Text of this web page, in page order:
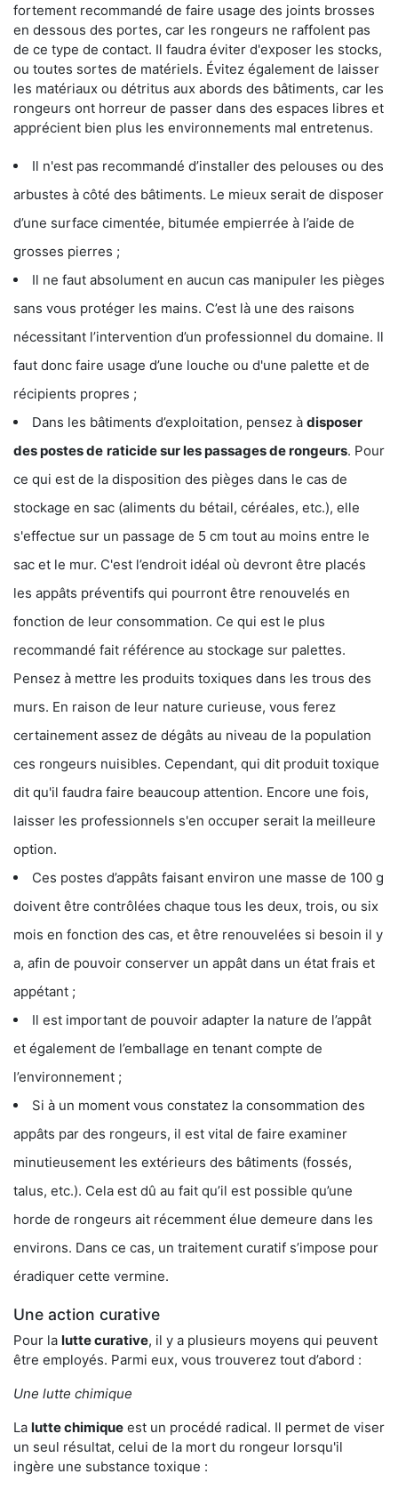
fortement recommandé de faire usage des joints brosses
en dessous des portes, car les rongeurs ne raffolent pas
de ce type de contact. Il faudra éviter d'exposer les stocks,
ou toutes sortes de matériels. Évitez également de laisser
les matériaux ou détritus aux abords des bâtiments, car les
rongeurs ont horreur de passer dans des espaces libres et
apprécient bien plus les environnements mal entretenus.
Il n'est pas recommandé d’installer des pelouses ou des
arbustes à côté des bâtiments. Le mieux serait de disposer
d’une surface cimentée, bitumée empierrée à l’aide de
grosses pierres ;
Il ne faut absolument en aucun cas manipuler les pièges
sans vous protéger les mains. C’est là une des raisons
nécessitant l’intervention d’un professionnel du domaine. Il
faut donc faire usage d’une louche ou d'une palette et de
récipients propres ;
Dans les bâtiments d’exploitation, pensez à disposer
des postes de raticide sur les passages de rongeurs. Pour
ce qui est de la disposition des pièges dans le cas de
stockage en sac (aliments du bétail, céréales, etc.), elle
s'effectue sur un passage de 5 cm tout au moins entre le
sac et le mur. C'est l’endroit idéal où devront être placés
les appâts préventifs qui pourront être renouvelés en
fonction de leur consommation. Ce qui est le plus
recommandé fait référence au stockage sur palettes.
Pensez à mettre les produits toxiques dans les trous des
murs. En raison de leur nature curieuse, vous ferez
certainement assez de dégâts au niveau de la population
ces rongeurs nuisibles. Cependant, qui dit produit toxique
dit qu'il faudra faire beaucoup attention. Encore une fois,
laisser les professionnels s'en occuper serait la meilleure
option.
Ces postes d’appâts faisant environ une masse de 100 g
doivent être contrôlées chaque tous les deux, trois, ou six
mois en fonction des cas, et être renouvelées si besoin il y
a, afin de pouvoir conserver un appât dans un état frais et
appétant ;
Il est important de pouvoir adapter la nature de l’appât
et également de l’emballage en tenant compte de
l’environnement ;
Si à un moment vous constatez la consommation des
appâts par des rongeurs, il est vital de faire examiner
minutieusement les extérieurs des bâtiments (fossés,
talus, etc.). Cela est dû au fait qu’il est possible qu’une
horde de rongeurs ait récemment élue demeure dans les
environs. Dans ce cas, un traitement curatif s’impose pour
éradiquer cette vermine.
Une action curative
Pour la lutte curative, il y a plusieurs moyens qui peuvent
être employés. Parmi eux, vous trouverez tout d’abord :
Une lutte chimique
La lutte chimique est un procédé radical. Il permet de viser
un seul résultat, celui de la mort du rongeur lorsqu'il
ingère une substance toxique :